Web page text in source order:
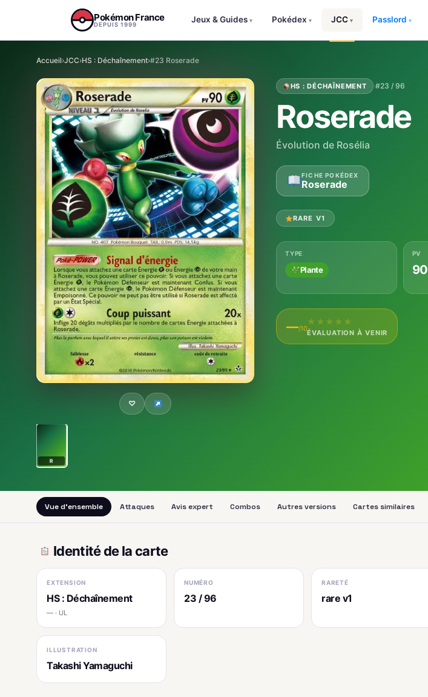
Pokémon France
DEPUIS 1999
Jeux & Guides ▾ Pokédex ▾ JCC ▾ Passlord ▾
Accueil›JCC›HS : Déchaînement›#23 Roserade
♡
R
HS : DÉCHAÎNEMENT ·#23 / 96
Roserade
Évolution de Rosélia
FICHE POKÉDEX
Roserade
RARE V1
TYPE
Plante
PV
90
—/10
★ ★ ★ ★ ★
ÉVALUATION À VENIR
Vue d'ensemble Attaques Avis expert Combos Autres versions Cartes similaires
Identité de la carte
EXTENSION
HS : Déchaînement
— · UL
NUMÉRO
23 / 96
RARETÉ
rare v1
ILLUSTRATION
Takashi Yamaguchi